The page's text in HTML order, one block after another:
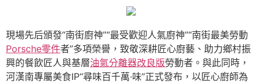
現場先后頒發“南街廚神”“最受歡迎人氣廚神”“南街最美勞動
Porsche零件者”多項榮譽，致敬深耕匠心廚藝、助力鄉村振
興的餐飲匠人與基層油氣分離器改良版勞動者。與此同時，
河漢南專屬美食IP“尋味百千萬·味”正式發布，以匠心廚師為